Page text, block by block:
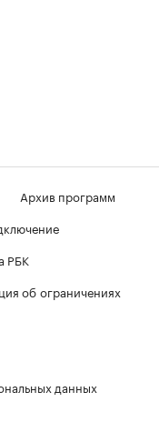
Архив программ
РБК
об ограничениях
данных